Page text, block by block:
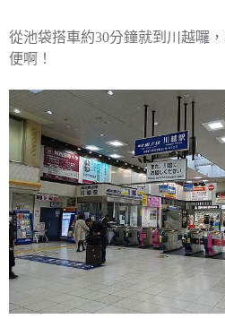
從池袋搭車約30分鐘就到川越囉
便啊！